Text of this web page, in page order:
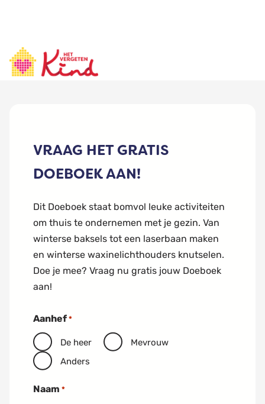
VRAAG HET GRATIS
DOEBOEK AAN!
Dit Doeboek staat bomvol leuke activiteiten
om thuis te ondernemen met je gezin. Van
winterse baksels tot een laserbaan maken
en winterse waxinelichthouders knutselen.
Doe je mee? Vraag nu gratis jouw Doeboek
aan!
Aanhef *
De heer
Mevrouw
Anders
Naam *